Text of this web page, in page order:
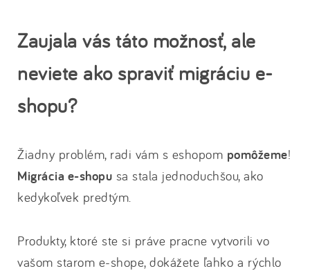
Zaujala vás táto možnosť, ale
neviete ako spraviť migráciu e-
shopu?
Žiadny problém, radi vám s eshopom pomôžeme!
Migrácia e-shopu sa stala jednoduchšou, ako
kedykoľvek predtým.
Produkty, ktoré ste si práve pracne vytvorili vo
vašom starom e-shope, dokážete ľahko a rýchlo